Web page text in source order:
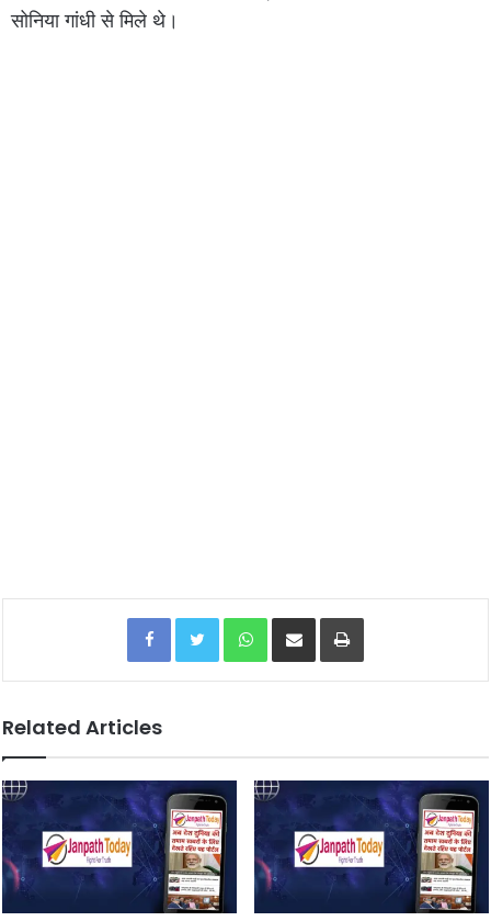
सोनिया गांधी से मिले थे।
Facebook Twitter WhatsApp
Related Articles